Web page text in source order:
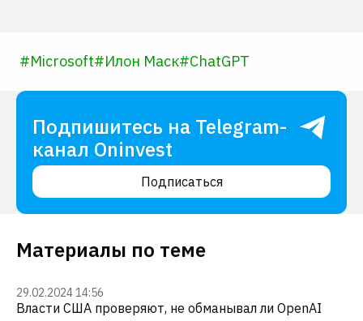
#Microsoft#Илон Маск#ChatGPT
Подпишитесь на Telegram-
канал Oninvest
Подписаться
Материалы по теме
29.02.2024 14:56
Власти США проверяют, не обманывал ли OpenAI